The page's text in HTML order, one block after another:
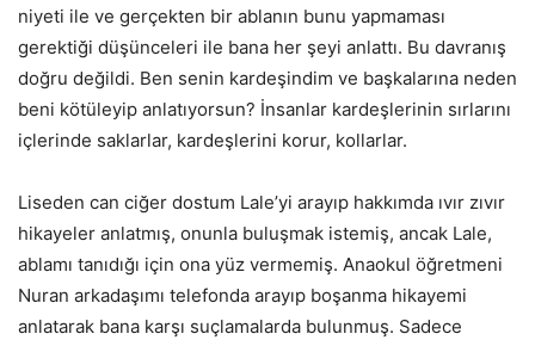
niyeti ile ve gerçekten bir ablanın bunu yapmaması
gerektiği düşünceleri ile bana her şeyi anlattı. Bu davranış
doğru değildi. Ben senin kardeşindim ve başkalarına neden
beni kötüleyip anlatıyorsun? İnsanlar kardeşlerinin sırlarını
içlerinde saklarlar, kardeşlerini korur, kollarlar.
Liseden can ciğer dostum Lale’yi arayıp hakkımda ıvır zıvır
hikayeler anlatmış, onunla buluşmak istemiş, ancak Lale,
ablamı tanıdığı için ona yüz vermemiş. Anaokul öğretmeni
Nuran arkadaşımı telefonda arayıp boşanma hikayemi
anlatarak bana karşı suçlamalarda bulunmuş. Sadece